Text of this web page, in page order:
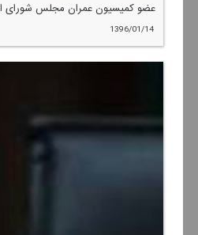
عضو كمیسیون عمران مجلس شورای
1396/01/14